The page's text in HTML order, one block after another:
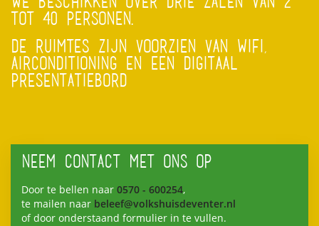
WE BESCHIKKEN OVER DRIE ZALEN VAN 2
TOT 40 PERSONEN.
DE RUIMTES ZIJN VOORZIEN VAN WIFI,
AIRCONDITIONING EN EEN DIGITAAL
PRESENTATIEBORD
NEEM CONTACT MET ONS OP
Door te bellen naar 0570 - 600254,
te mailen naar beleef@volkshuisdeventer.nl
of door onderstaand formulier in te vullen.